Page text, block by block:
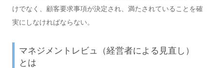
けでなく、顧客要求事項が決定され、満たされていることを確
実にしなければならない。
マネジメントレビュ（経営者による見直し）
とは